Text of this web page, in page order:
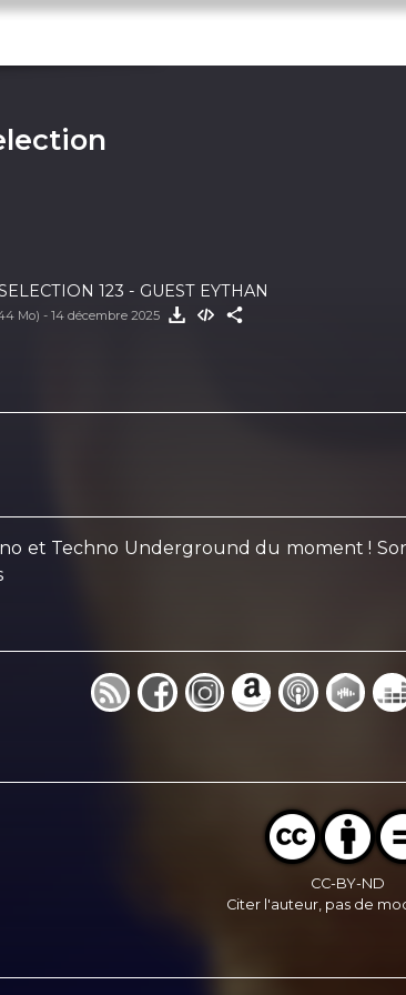
123 - GUEST EYTHAN
Mo) - 14 décembre 2025
et Techno Underground du moment !
CC-BY-ND
Citer l'auteur, pas de